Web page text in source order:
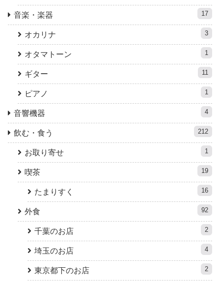
音楽・楽器 17
オカリナ 3
オタマトーン 1
ギター 11
ピアノ 1
音響機器 4
飲む・食う 212
お取り寄せ 1
喫茶 19
たまりすく 16
外食 92
千葉のお店 2
埼玉のお店 4
東京都下のお店 2